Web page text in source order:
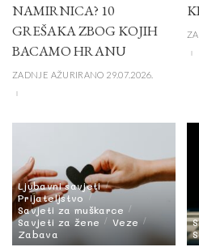
NAMIRNICA? 10
GREŠAKA ZBOG KOJIH
BACAMO HRANU
ZADNJE AŽURIRANO 29.07.2026.
Ljubavni savjeti
Prijateljstvo
Savjeti za muškarce
Savjeti za žene
Veze
Zabava